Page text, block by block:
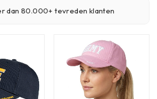
dan 80.000+ tevreden klanten